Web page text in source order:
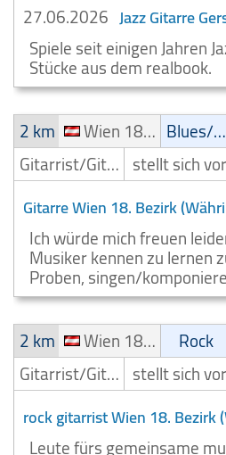
27.06.2026 Jazz Gitarre
Spiele seit einigen Jahren
Stücke aus dem realbook.
2 km
Wien 18. Bezirk (Währing) Blues/Swing
Gitarrist/Gitarrenspieler stellt sich vor
Gitarre Wien 18. Bezirk
Ich würde mich freuen
Musiker kennen zu lernen
Proben, singen/
2 km
Wien 18. Bezirk (Währing) Rock
Gitarrist/Gitarrenspieler stellt sich vor
rock gitarrist Wien 18. Bezirk
Leute fürs gemeinsame